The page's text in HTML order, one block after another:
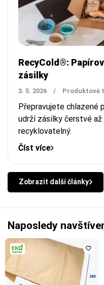
RecyCold®:
zásilky
3. 5. 2026 / Produktové
Přepravujete chlazené
udrží zásilky čerstvé až
recyklovatelný.
Číst více
Zobrazit další články
Naposledy